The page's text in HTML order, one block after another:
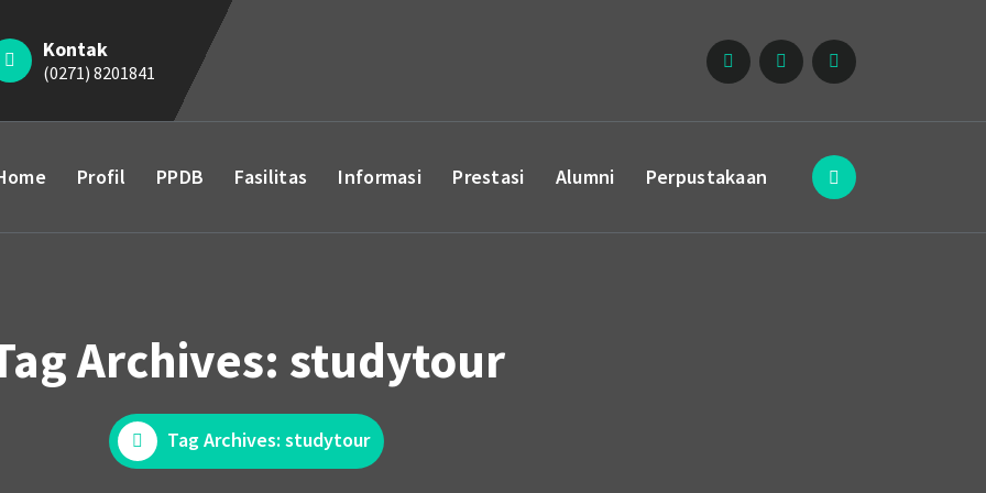
Kontak
(0271) 8201841
Profil PPDB Fasilitas Informasi Prestasi Alumni Perpustakaan
Archives: studytour
Tag Archives: studytour